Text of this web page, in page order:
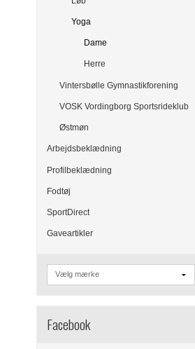
Yoga
Dame
Herre
Vintersbølle Gymnastikforening
VOSK Vordingborg Sportsrideklub
Østmøn
Arbejdsbeklædning
Profilbeklædning
Fodtøj
SportDirect
Gaveartikler
Facebook